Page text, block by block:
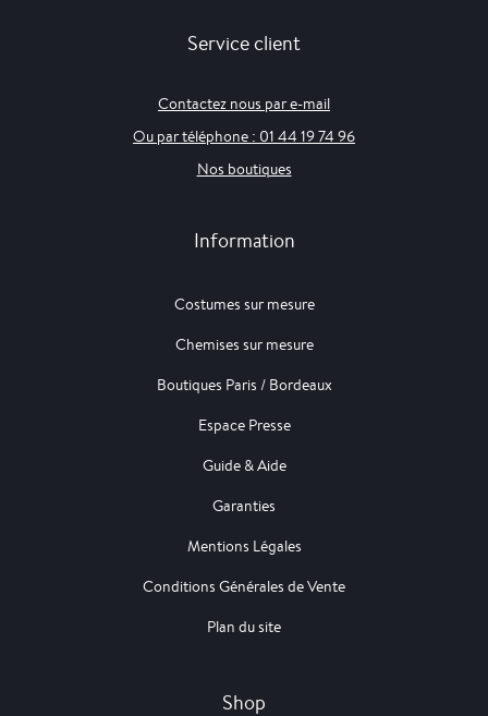
Service client
Contactez nous par e-mail
Ou par téléphone : 01 44 19 74 96
Nos boutiques
Information
Costumes sur mesure
Chemises sur mesure
Boutiques Paris / Bordeaux
Espace Presse
Guide & Aide
Garanties
Mentions Légales
Conditions Générales de Vente
Plan du site
Shop